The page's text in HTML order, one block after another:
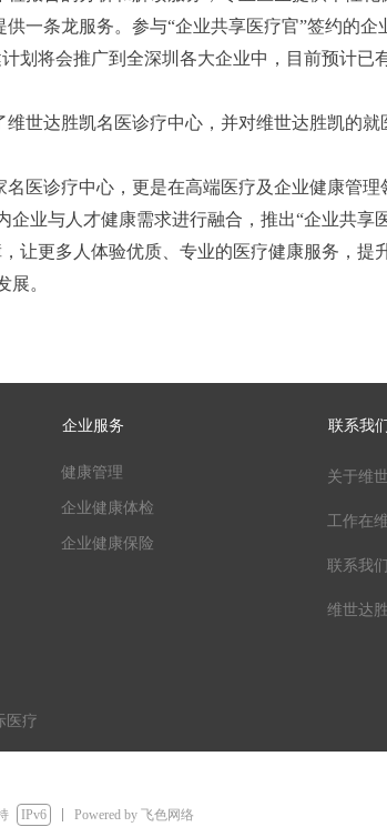
一条龙服务。参与“企业共享医疗官”签约的企
划将会推广到全深圳各大企业中，目前预计已
世达胜凯名医诊疗中心，并对维世达胜凯的就
医诊疗中心，更是在高端医疗及企业健康管理
业与人才健康需求进行融合，推出“企业共享
让更多人体验优质、专业的医疗健康服务，提
展。
企业服务 联系我们
健康管理
企业健康体检
企业健康保险
关于维
工作在
联系我们
维世达
医疗
IPv6 Powered by 飞色网络